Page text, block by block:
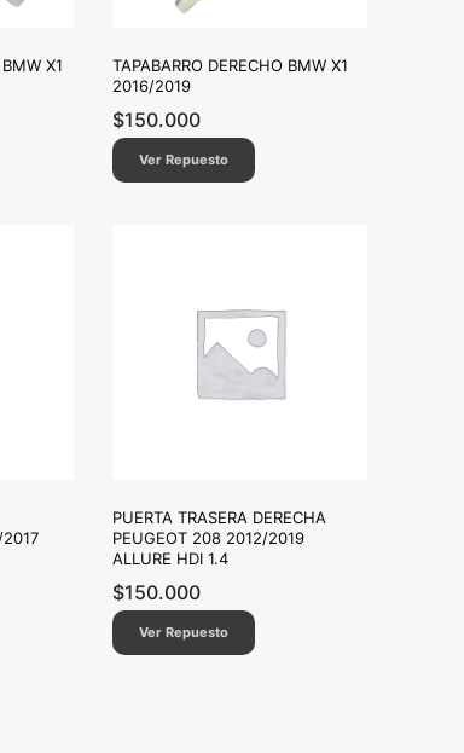
X1
TAPABARRO DERECHO BMW X1
2016/2019
$150.000
Ver Repuesto
2017
PUERTA TRASERA DERECHA
PEUGEOT 208 2012/2019
ALLURE HDI 1.4
$150.000
Ver Repuesto